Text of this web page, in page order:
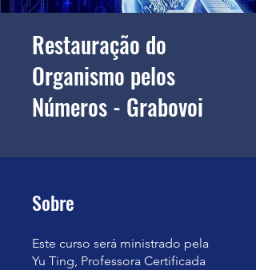
Restauração do
Organismo pelos
Números - Grabovoi
Sobre
Este curso será ministrado pela
Yu Ting, Professora Certificada